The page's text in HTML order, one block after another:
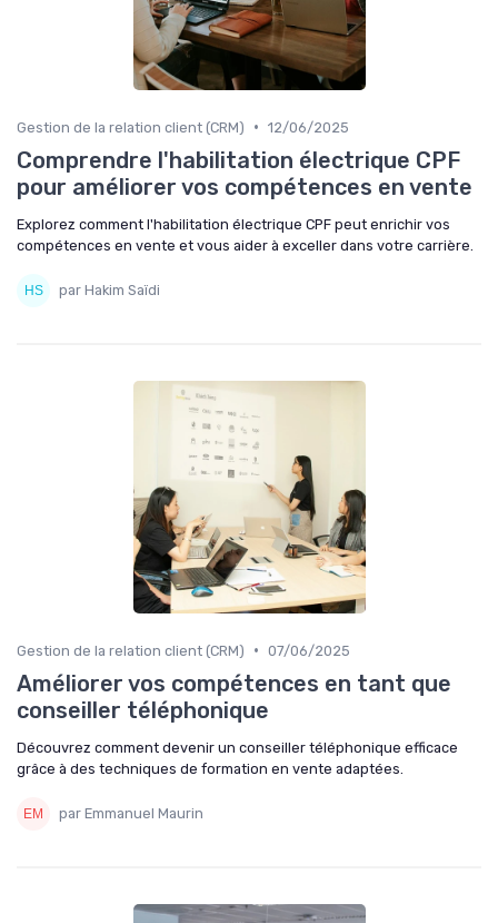
Gestion de la relation client (CRM) • 12/06/2025
Comprendre l'habilitation électrique CPF
pour améliorer vos compétences en vente
Explorez comment l'habilitation électrique CPF peut enrichir vos
compétences en vente et vous aider à exceller dans votre carrière.
par Hakim Saïdi
Gestion de la relation client (CRM) • 07/06/2025
Améliorer vos compétences en tant que
conseiller téléphonique
Découvrez comment devenir un conseiller téléphonique efficace
grâce à des techniques de formation en vente adaptées.
par Emmanuel Maurin